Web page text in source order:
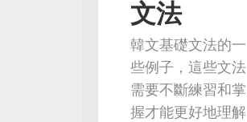
文法
韓文基礎文法的一
些例子，這些文法
需要不斷練習和掌
握才能更好地理解